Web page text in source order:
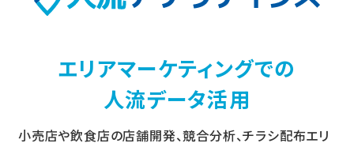
エリアマーケティングでの
人流データ活用
小売店や飲食店の店舗開発、競合分析、チラシ配布エリ